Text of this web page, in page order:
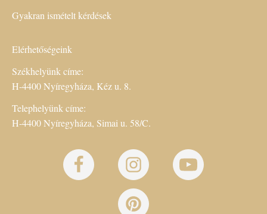
Gyakran ismételt kérdések
Elérhetőségeink
Székhelyünk címe:
H-4400 Nyíregyháza, Kéz u. 8.
Telephelyünk címe:
H-4400 Nyíregyháza, Simai u. 58/C.